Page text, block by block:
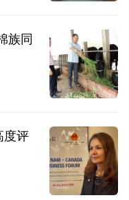
族同
度评